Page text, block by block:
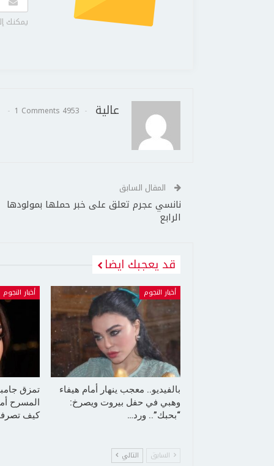
يمكنك
عالية 4953 Posts
1 Comments
المقال السابق
نانسي عجرم تعلق على خبر حملها بمولودها
الرابع
قد يعجبك ايضا
أخبار النجوم
بالفيديو.. معجب ينهار أمام هيفاء
وهبي في حفل بيروت ويصرخ:
“بحبك”.. ورد…
أخبار النجوم
تمزق
المسرح
كيف
السابق التالي